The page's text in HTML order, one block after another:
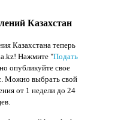
Казахстан
Казахстана теперь
! Нажмите "Подать
опубликуйте свое
Можно выбрать свой
от 1 недели до 24